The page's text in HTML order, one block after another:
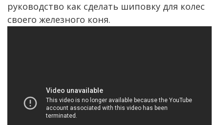
руководство как сделать шиповку для колес
своего железного коня.